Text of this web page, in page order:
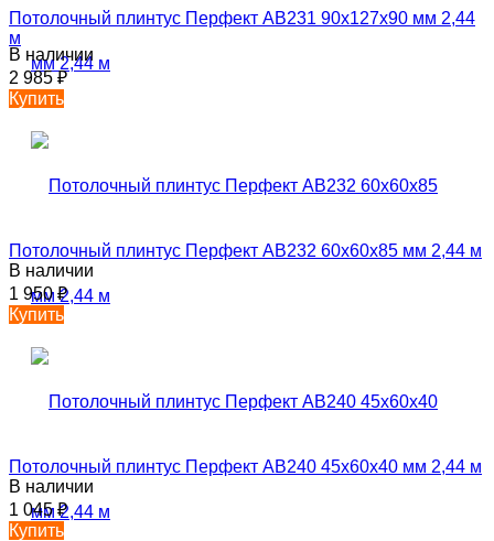
Потолочный плинтус Перфект AB231 90х127х90 мм 2,44
м
В наличии
2 985₽
Купить
Потолочный плинтус Перфект AB232 60х60х85 мм 2,44 м
В наличии
1 950₽
Купить
Потолочный плинтус Перфект AB240 45х60х40 мм 2,44 м
В наличии
1 045₽
Купить